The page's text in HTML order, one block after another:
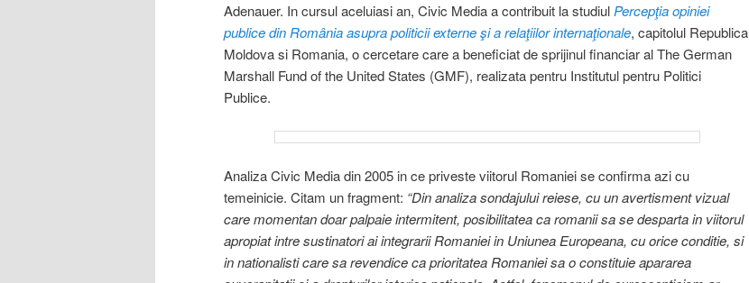
Adenauer. In cursul aceluiasi an, Civic Media a contribuit la studiulPercepţia opiniei
publice din România asupra politicii externe şi a relaţiilor internaţionale, capitolul Republica
Moldova si Romania, o cercetare care a beneficiat de sprijinul financiar al The German
Marshall Fund of the United States (GMF), realizata pentru Institutul pentru Politici
Publice.
Analiza Civic Media din 2005 in ce priveste viitorul Romaniei se confirma azi cu
temeinicie. Citam un fragment: “Din analiza sondajului reiese, cu un avertisment vizual
care momentan doar palpaie intermitent, posibilitatea ca romanii sa se desparta in viitorul
apropiat intre sustinatori ai integrarii Romaniei in Uniunea Europeana, cu orice conditie, si
in nationalisti care sa revendice ca prioritatea Romaniei sa o constituie apararea